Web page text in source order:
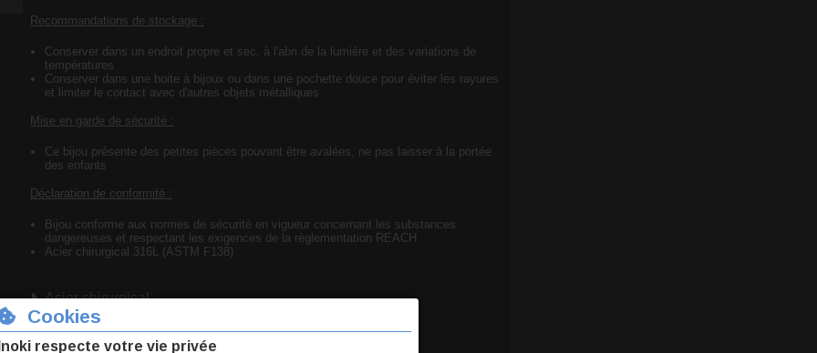
Recommandations de stockage :
Conserver dans un endroit propre et sec, à l'abri de la lumière et des variations de
températures
Conserver dans une boite à bijoux ou dans une pochette douce pour éviter les rayures
et limiter le contact avec d'autres objets métalliques
Mise en garde de sécurité :
Ce bijou présente des petites pièces pouvant être avalées, ne pas laisser à la portée
des enfants
Déclaration de conformité :
Bijou conforme aux normes de sécurité en vigueur concernant les substances
dangereuses et respectant les exigences de la règlementation REACH
Acier chirurgical 316L (ASTM F138)
Acier chirurgical
Taille unique
Utilisable pour : piercing lobe.